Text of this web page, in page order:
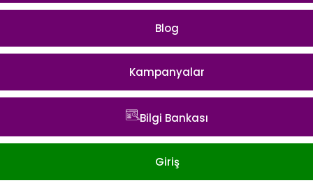
Blog
Kampanyalar
Bilgi Bankası
Giriş